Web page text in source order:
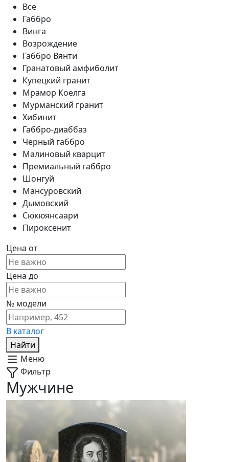
Все
Габбро
Винга
Возрождение
Габбро Вянти
Гранатовый амфиболит
Купецкий гранит
Мрамор Коелга
Мурманский гранит
Хибинит
Габбро-диаббаз
Черный габбро
Малиновый кварцит
Премиальный габбро
Шонгуй
Мансуровский
Дымовский
Сюкюянсаари
Пироксенит
Цена от
Цена до
№ модели
В каталог
Найти
Меню
Фильтр
Мужчине